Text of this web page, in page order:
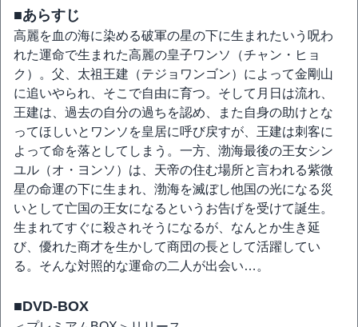
■あらすじ
高麗を血の海に染める破軍の星の下に生まれたいう呪わ
れた運命で生まれた高麗の皇子ワンソ（チャン・ヒョ
ク）。父、太祖王建（テジョワンゴン）によって金剛山
に追いやられ、そこで自由に育つ。そして月日は流れ、
王建は、過去の自分の過ちを認め、また自身の助けとな
ってほしいとワンソを皇居に呼び戻すが、王建は刺客に
よって命を落としてしまう。一方、渤海最後の王女シン
ユル（オ・ヨンソ）は、天帝の住む場所と言われる紫微
星の命運の下に生まれ、渤海を滅ぼし他国の光になる災
いとして亡国の王女になるというお告げを受けて誕生。
生まれてすぐに殺されそうになるが、なんとか生き延
び、優れた商才を生かして商団の長として活躍してい
る。そんな対照的な運命の二人が出会い…。
■DVD-BOX